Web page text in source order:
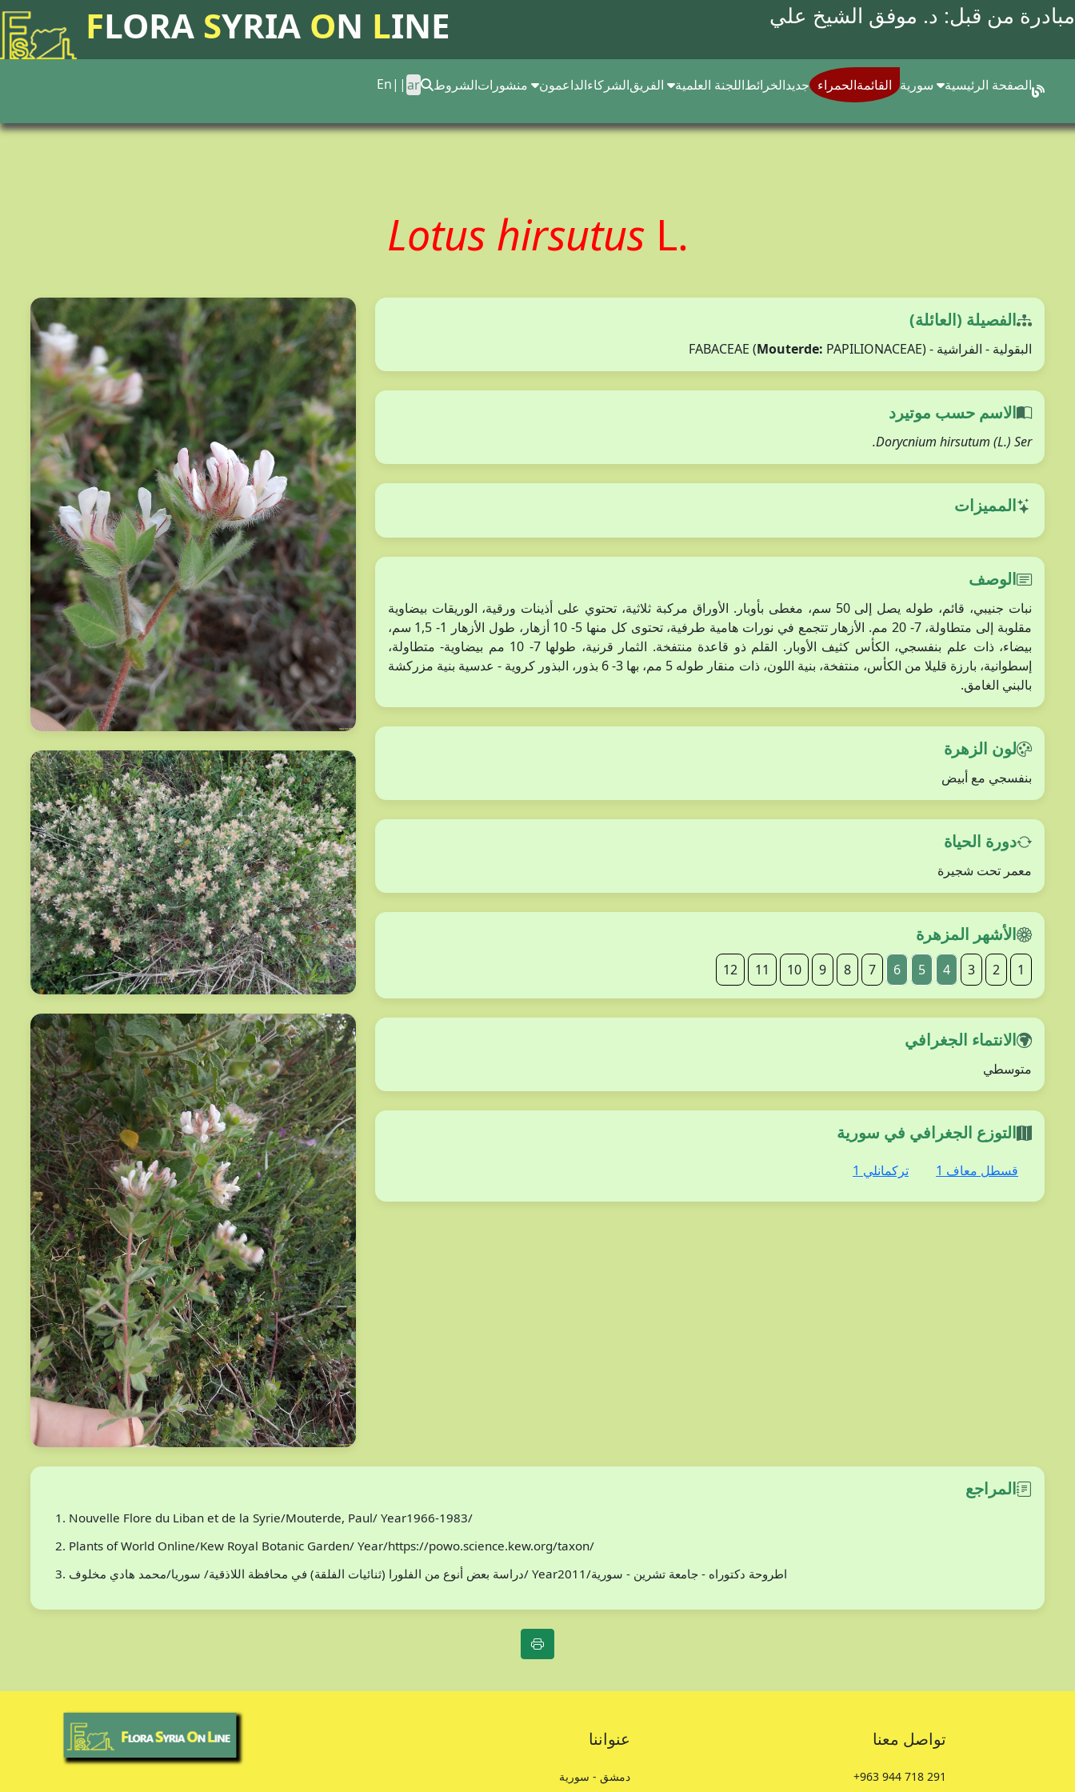
FLORA SYRIA ON LINE مبادرة من قبل: د. موفق الشيخ علي
الصفحة الرئيسية القائمةالحمراء جديدالخرائطاللجنة العلمية الشركاءالداعمون الشروط En|| ar
Lotus hirsutus L.
الفصيلة (العائلة)
البقولية - الفراشية - FABACEAE ( Mouterde: PAPILIONACEAE)
الاسم حسب موتيرد
Dorycnium hirsutum (L.) Ser.
المميزات
الوصف
نبات جنيبي، قائم، طوله يصل إلى 50 سم، مغطى بأوبار. الأوراق مركبة ثلاثية، تحتوي على أذينات ورقية، الوريقات بيضاوية
مقلوبة إلى متطاولة، 7- 20 مم. الأزهار تتجمع في نورات هامية طرفية، تحتوى كل منها 5- 10 أزهار، طول الأزهار 1- 1,5 سم،
بيضاء، ذات علم بنفسجي، الكأس كثيف الأوبار. القلم ذو قاعدة منتفخة. الثمار قرنية، طولها 7- 10 مم بيضاوية- متطاولة،
إسطوانية، بارزة قليلا من الكأس، منتفخة، بنية اللون، ذات منقار طوله 5 مم، بها 3- 6 بذور، البذور كروية - عدسية بنية مزركشة
بالبني الغامق.
لون الزهرة
بنفسجي مع أبيض
دورة الحياة
معمر تحت شجيرة
الأشهر المزهرة
1
2
3
4
5
6
7
8
9
10
11
12
الانتماء الجغرافي
متوسطي
التوزع الجغرافي في سورية
قسطل معاف 1 تركمانلي 1
المراجع
Nouvelle Flore du Liban et de la Syrie/Mouterde, Paul/ Year1966-1983/
Plants of World Online/Kew Royal Botanic Garden/ Year/https://powo.science.kew.org/taxon/
دراسة بعض أنوع من الفلورا (ثنائيات الفلقة) في محافظة اللاذقية/ سوريا/محمد هادي مخلوف/ Year2011/اطروحة دكتوراه - جامعة تشرين - سورية
عنواننا
دمشق - سورية
تواصل معنا
+963 944 718 291